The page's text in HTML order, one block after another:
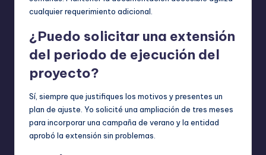
cualquier requerimiento adicional.
¿Puedo solicitar una extensión
del periodo de ejecución del
proyecto?
Sí, siempre que justifiques los motivos y presentes un
plan de ajuste. Yo solicité una ampliación de tres meses
para incorporar una campaña de verano y la entidad
aprobó la extensión sin problemas.